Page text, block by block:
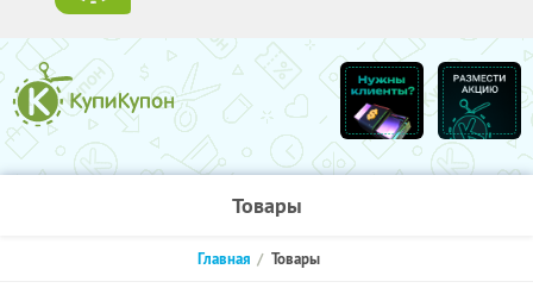
Товары
Главная Товары